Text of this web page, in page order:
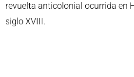
revuelta anticolonial ocurrida en
siglo XVIII.